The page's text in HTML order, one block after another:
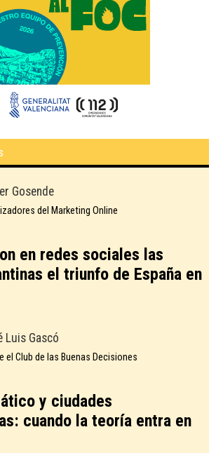
Gosende
del Marketing Online
en redes sociales las
el triunfo de España en
Luis Gascó
el Club de las Buenas Decisiones
y ciudades
cuando la teoría entra en